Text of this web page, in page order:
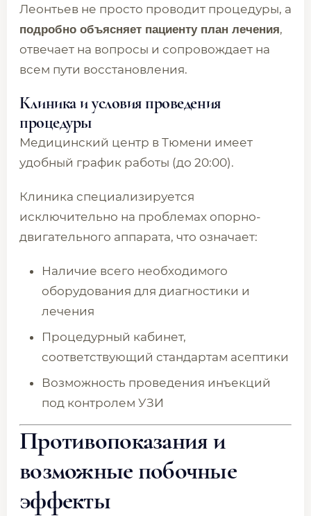
Леонтьев не просто проводит процедуры, а
подробно объясняет пациенту план лечения,
отвечает на вопросы и сопровождает на
всем пути восстановления.
Клиника и условия проведения
процедуры
Медицинский центр в Тюмени имеет
удобный график работы (до 20:00).
Клиника специализируется
исключительно на проблемах опорно-
двигательного аппарата, что означает:
Наличие всего необходимого
оборудования для диагностики и
лечения
Процедурный кабинет,
соответствующий стандартам асептики
Возможность проведения инъекций
под контролем УЗИ
Противопоказания и
возможные побочные
эффекты